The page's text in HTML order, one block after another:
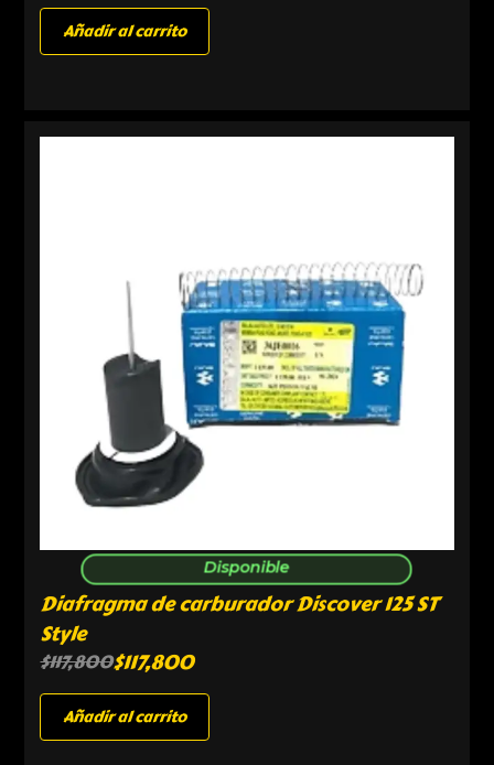
Añadir al carrito
Disponible
Diafragma de carburador Discover 125 ST
Style
$117,800$117,800
Añadir al carrito